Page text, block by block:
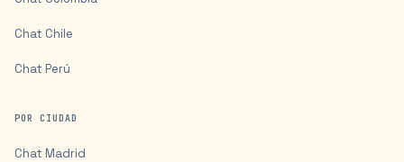
Chat Chile
Chat Perú
POR CIUDAD
Chat Madrid